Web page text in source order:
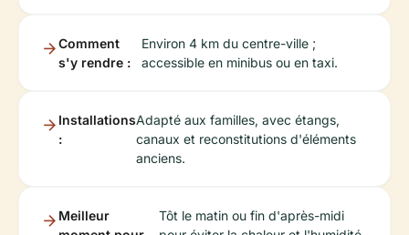
Comment
s'y rendre :
Environ 4 km du centre-ville ;
accessible en minibus ou en taxi.
Installations
:
Adapté aux familles, avec étangs,
canaux et reconstitutions d'éléments
anciens.
Meilleur
Tôt le matin ou fin d'après-midi